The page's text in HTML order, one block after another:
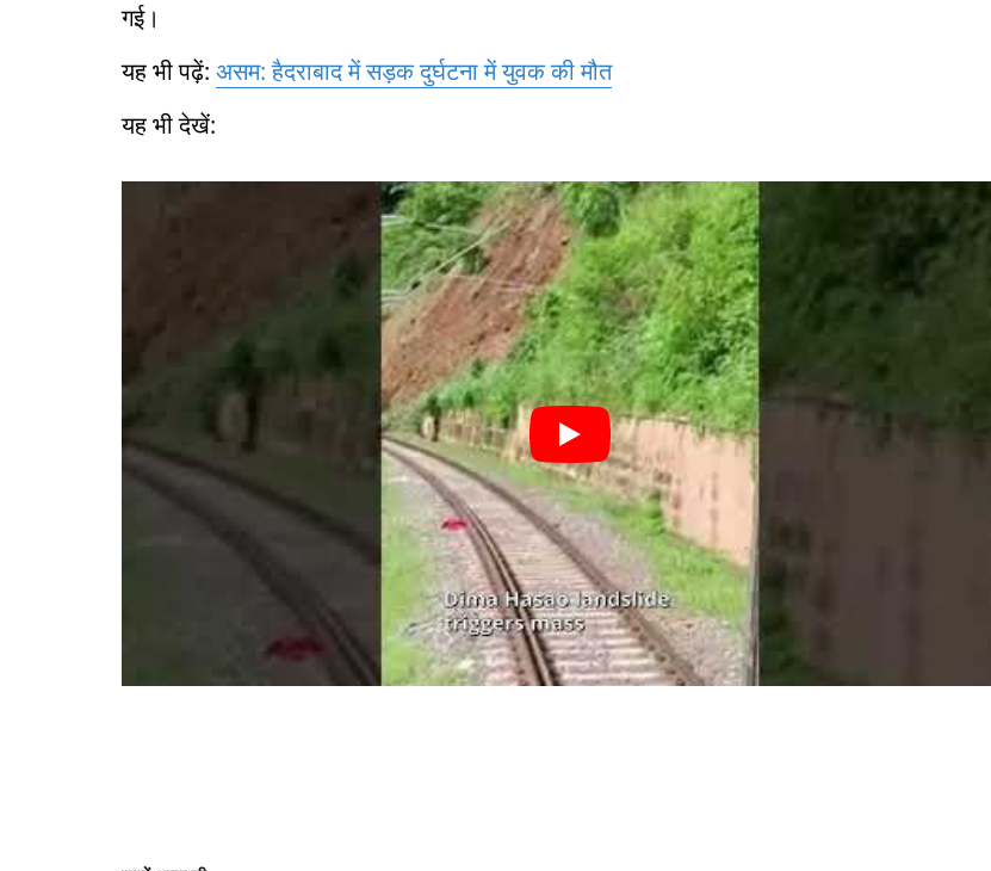
गई।
यह भी पढ़ें: असम: हैदराबाद में सड़क दुर्घटना में युवक की मौत
यह भी देखें: